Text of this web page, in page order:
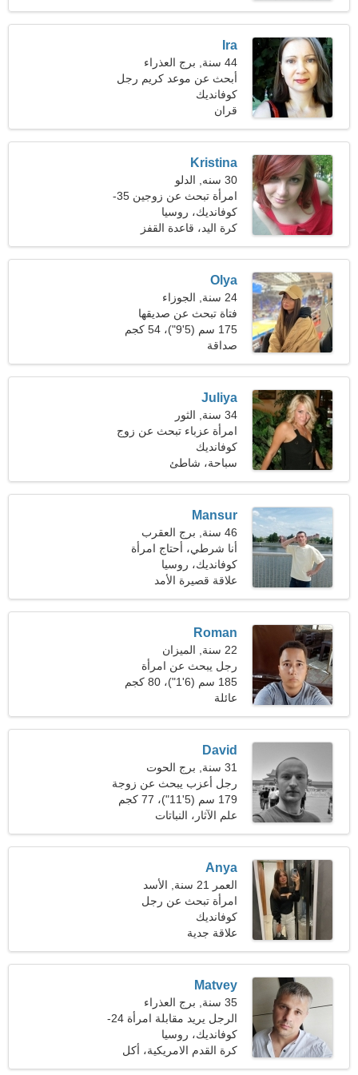
Ira
44 سنة, برج العذراء
أبحث عن موعد كريم رجل
كوفانديك
قران
Kristina
30 سنه, الدلو
امرأة تبحث عن زوجين 35-
41
كوفانديك، روسيا
كرة اليد، قاعدة القفز
Olya
24 سنة, الجوزاء
فتاة تبحث عن صديقها
175 سم (5'9")، 54 كجم
(119 رطلا)
صداقة
Juliya
34 سنة, الثور
امرأة عزباء تبحث عن زوج
35-46
كوفانديك
سباحة، شاطئ
Mansur
46 سنة, برج العقرب
أنا شرطي، أحتاج امرأة
مضحكة
كوفانديك، روسيا
علاقة قصيرة الأمد
Roman
22 سنة, الميزان
رجل يبحث عن امرأة
185 سم (6'1")، 80 كجم
(176 رطلا)
عائلة
David
31 سنة, برج الحوت
رجل أعزب يبحث عن زوجة
21-31
179 سم (5'11")، 77 كجم
(169 رطلا)
علم الآثار، النباتات
Anya
العمر 21 سنة, الأسد
امرأة تبحث عن رجل
كوفانديك
علاقة جدية
Matvey
35 سنة, برج العذراء
الرجل يريد مقابلة امرأة 24-
31
كوفانديك، روسيا
كرة القدم الامريكية، أكل
صحي